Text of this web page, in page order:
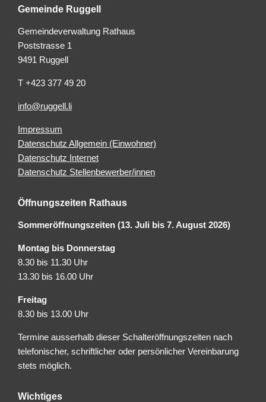
Gemeinde Ruggell
Gemeindeverwaltung Rathaus
Poststrasse 1
9491 Ruggell
T +423 377 49 20
info@ruggell.li
Impressum
Datenschutz Allgemein (Einwohner)
Datenschutz Internet
Datenschutz Stellenbewerber/innen
Öffnungszeiten Rathaus
Sommeröffnungszeiten (13. Juli bis 7. August 2026)
Montag bis Donnerstag
8.30 bis 11.30 Uhr
13.30 bis 16.00 Uhr
Freitag
8.30 bis 13.00 Uhr
Termine ausserhalb dieser Schalteröffnungszeiten nach
telefonischer, schriftlicher oder persönlicher Vereinbarung
stets möglich.
Wichtiges